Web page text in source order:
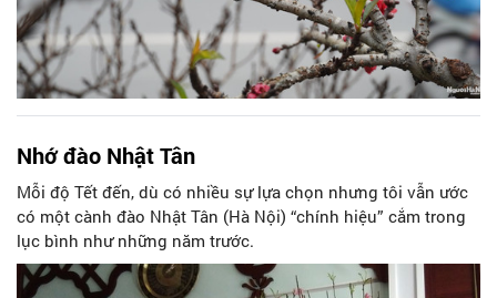
Nhớ đào Nhật Tân
Mỗi độ Tết đến, dù có nhiều sự lựa chọn nhưng tôi vẫn ước
có một cành đào Nhật Tân (Hà Nội) “chính hiệu” cắm trong
lục bình như những năm trước.